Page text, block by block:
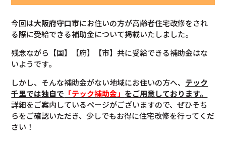
今回は大阪府守口市にお住いの方が高齢者住宅改修をされ
る際に受給できる補助金について掲載いたしました。
残念ながら【国】【府】【市】共に受給できる補助金はな
いようです。
しかし、そんな補助金がない地域にお住いの方へ、 テック
千里では独自で 「テック補助金」 をご用意しております。
詳細をご案内しているページがございますので、ぜひそち
らをご確認いただき、少しでもお得に住宅改修を行ってくだ
さい！